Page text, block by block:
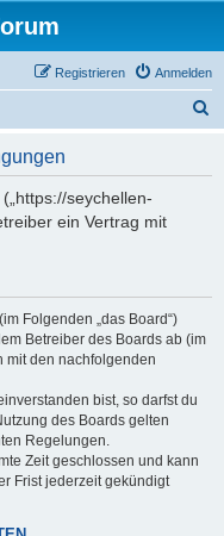
Anmelden
Registrieren
seychellen-
ein Vertrag mit
Folgenden „das Board“)
Betreiber des Boards ab (im
mit den nachfolgenden
bist, so darfst du
des Boards gelten
Regelungen.
Zeit geschlossen und kann
Frist jederzeit gekündigt